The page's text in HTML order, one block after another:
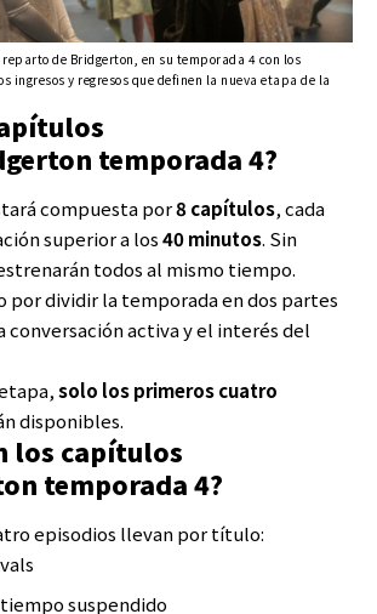
reparto de Bridgerton, en su temporada 4 con los
ingresos y regresos que definen la nueva etapa de la
temporada 4?
compuesta por8 capítulos, cada
superior a los40 minutos. Sin
todos al mismo tiempo.
por dividir la temporada en dos partes
conversación activa y el interés del
solo los primeros cuatro
disponibles.
los capítulos
temporada 4?
episodios llevan por título:
suspendido